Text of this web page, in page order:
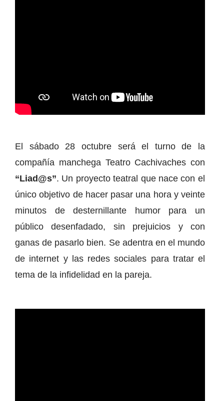
El sábado 28 octubre será el turno de la
compañía manchega Teatro Cachivaches con
“Liad@s”. Un proyecto teatral que nace con el
único objetivo de hacer pasar una hora y veinte
minutos de desternillante humor para un
público desenfadado, sin prejuicios y con
ganas de pasarlo bien. Se adentra en el mundo
de internet y las redes sociales para tratar el
tema de la infidelidad en la pareja.